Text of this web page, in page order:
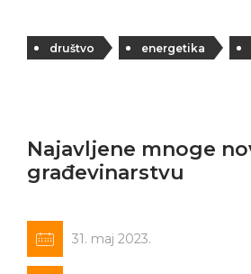
društvo energetika
Najavljene mnoge
građevinarstvu
31. maj 2023.